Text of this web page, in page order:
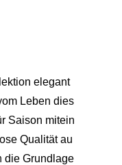
elegant
Leben dies
Saison mitein
Qualität au
die Grundlage